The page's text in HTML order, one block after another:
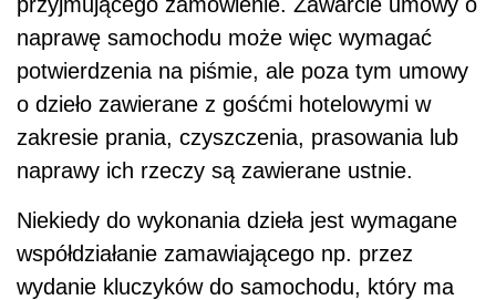
naprawę samochodu może więc wymagać
potwierdzenia na piśmie, ale poza tym umowy
o dzieło zawierane z gośćmi hotelowymi w
zakresie prania, czyszczenia, prasowania lub
naprawy ich rzeczy są zawierane ustnie.
Niekiedy do wykonania dzieła jest wymagane
współdziałanie zamawiającego np. przez
wydanie kluczyków do samochodu, który ma